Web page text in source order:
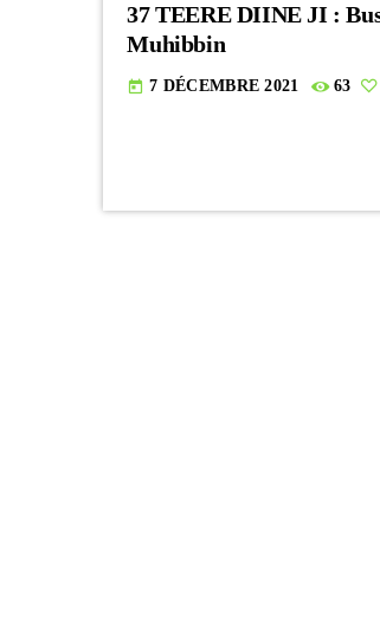
37 TEERE DIINE JI :
Muhibbin
today 7 DÉCEMBRE 2021 63